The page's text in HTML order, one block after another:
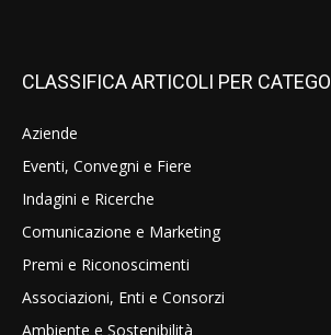
CLASSIFICA ARTICOLI PER
Aziende
Eventi, Convegni e Fiere
Indagini e Ricerche
Comunicazione e Marketing
Premi e Riconoscimenti
Associazioni, Enti e Consorzi
Ambiente e Sostenibilità